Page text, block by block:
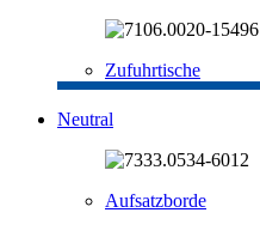
Zufuhrtische
Neutral
Aufsatzborde